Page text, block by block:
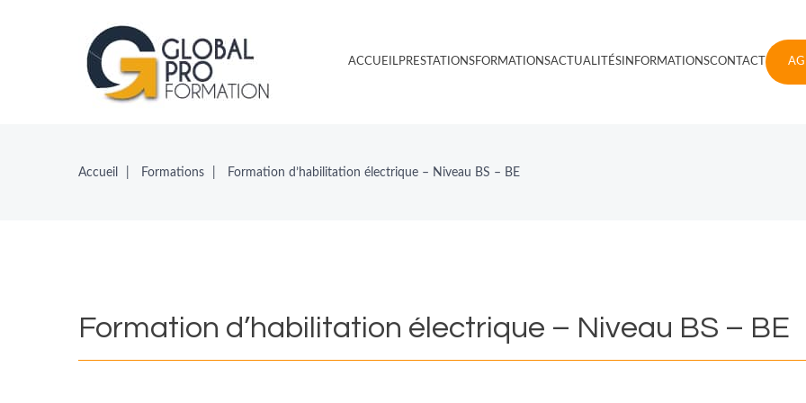
ACCUEILPRESTATIONSFORMATIONSACTUALITÉS INFORMATIONSCONTACT
Accueil Formations Formation d’habilitation électrique – Niveau BS – BE
Formation d’habilitation électrique – Niveau BS – BE